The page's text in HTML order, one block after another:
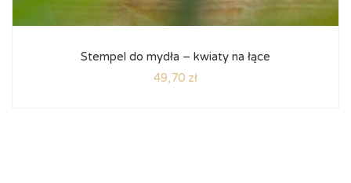
Stempel do mydła – kwiaty na łące
49,70 zł